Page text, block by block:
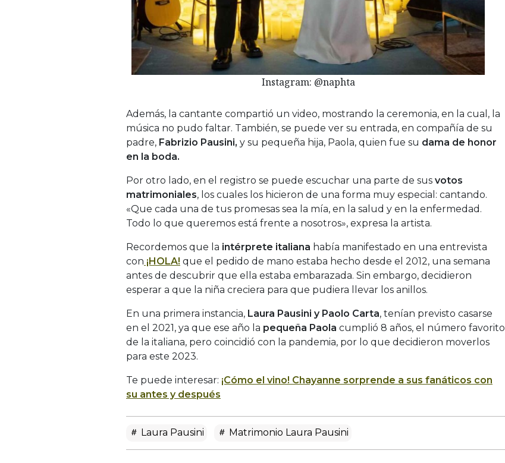
Instagram: @naphta
Además, la cantante compartió un video, mostrando la ceremonia, en la cual, la
música no pudo faltar. También, se puede ver su entrada, en compañía de su
padre, Fabrizio Pausini, y su pequeña hija, Paola, quien fue su dama de honor
en la boda.
Por otro lado, en el registro se puede escuchar una parte de sus votos
matrimoniales, los cuales los hicieron de una forma muy especial: cantando.
«Que cada una de tus promesas sea la mía, en la salud y en la enfermedad.
Todo lo que queremos está frente a nosotros», expresa la artista.
Recordemos que la intérprete italiana había manifestado en una entrevista
con ¡HOLA! que el pedido de mano estaba hecho desde el 2012, una semana
antes de descubrir que ella estaba embarazada. Sin embargo, decidieron
esperar a que la niña creciera para que pudiera llevar los anillos.
En una primera instancia, Laura Pausini y Paolo Carta, tenían previsto casarse
en el 2021, ya que ese año la pequeña Paola cumplió 8 años, el número favorito
de la italiana, pero coincidió con la pandemia, por lo que decidieron moverlos
para este 2023.
Te puede interesar: ¡Cómo el vino! Chayanne sorprende a sus fanáticos con
su antes y después
Laura Pausini Matrimonio Laura Pausini